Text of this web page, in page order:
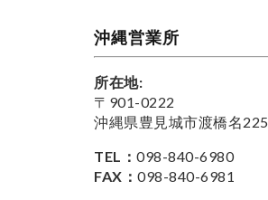
沖縄営業所
所在地:
〒901-0222
沖縄県豊見城市渡橋名225
TEL： 098-840-6980
FAX： 098-840-6981